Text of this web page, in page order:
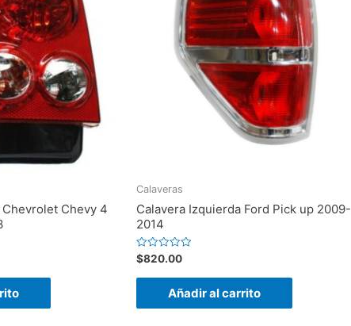
Chevy 4
Calaveras
Calavera Izquierda Ford Pick up 2009-
2014
Valorado
en
0
$820.00
Añadir al carrito